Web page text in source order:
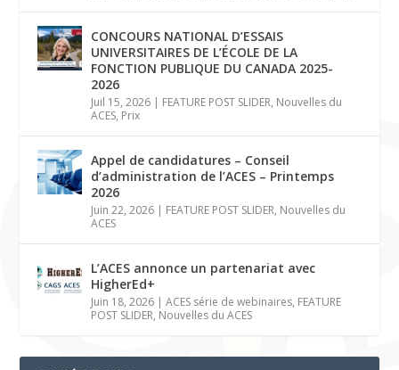
CONCOURS NATIONAL D’ESSAIS
UNIVERSITAIRES DE L’ÉCOLE DE LA
FONCTION PUBLIQUE DU CANADA 2025-
2026
Juil 15, 2026 | FEATURE POST SLIDER, Nouvelles du
ACES, Prix
Appel de candidatures – Conseil
d’administration de l’ACES – Printemps
2026
Juin 22, 2026 | FEATURE POST SLIDER, Nouvelles du
ACES
L’ACES annonce un partenariat avec
HigherEd+
Juin 18, 2026 |ACES série de webinaires, FEATURE
POST SLIDER, Nouvelles du ACES